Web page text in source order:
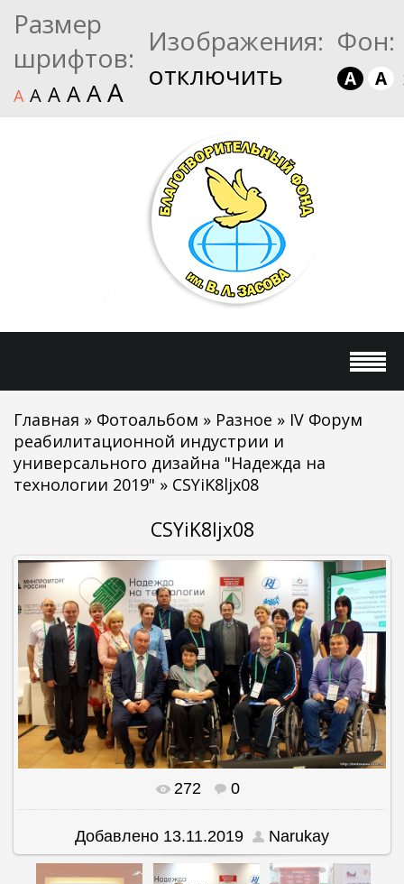
Размер
шрифтов:
A A A A AA
Изображения:
отключить
Фон:
A A
Главная » Фотоальбом » Разное » IV Форум
реабилитационной индустрии и
универсального дизайна "Надежда на
технологии 2019" » CSYiK8ljx08
CSYiK8ljx08
В реальном размере 1500x847
272 0
Добавлено 13.11.2019 Narukay